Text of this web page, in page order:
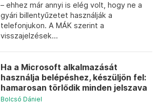
– ehhez már annyi is elég volt, hogy ne a
gyári billentyűzetet használják a
telefonjukon. A MÁK szerint a
visszajelzések...
Ha a Microsoft alkalmazását
használja belépéshez, készüljön fel:
hamarosan törlődik minden jelszava
Bolcsó Dániel